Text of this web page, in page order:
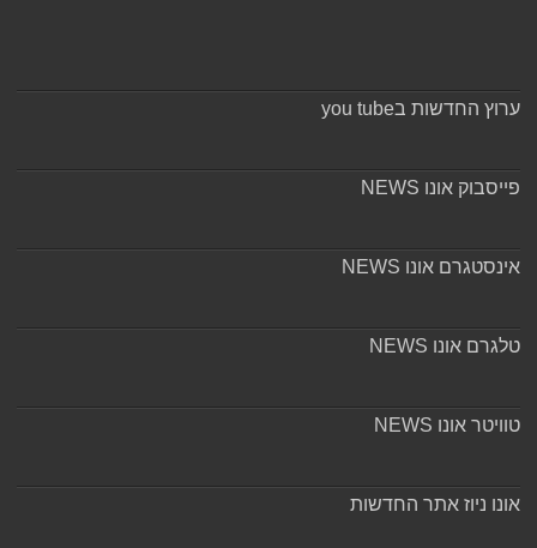
ערוץ החדשות בyou tube
פייסבוק אונו NEWS
אינסטגרם אונו NEWS
טלגרם אונו NEWS
טוויטר אונו NEWS
אונו ניוז אתר החדשות